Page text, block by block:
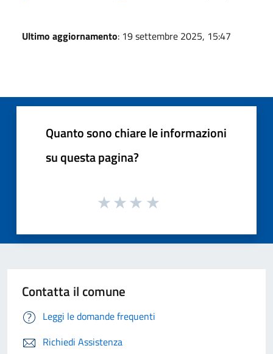
Ultimo aggiornamento: 19 settembre 2025, 15:47
Quanto sono chiare le informazioni
su questa pagina?
Contatta il comune
Leggi le domande frequenti
Richiedi Assistenza